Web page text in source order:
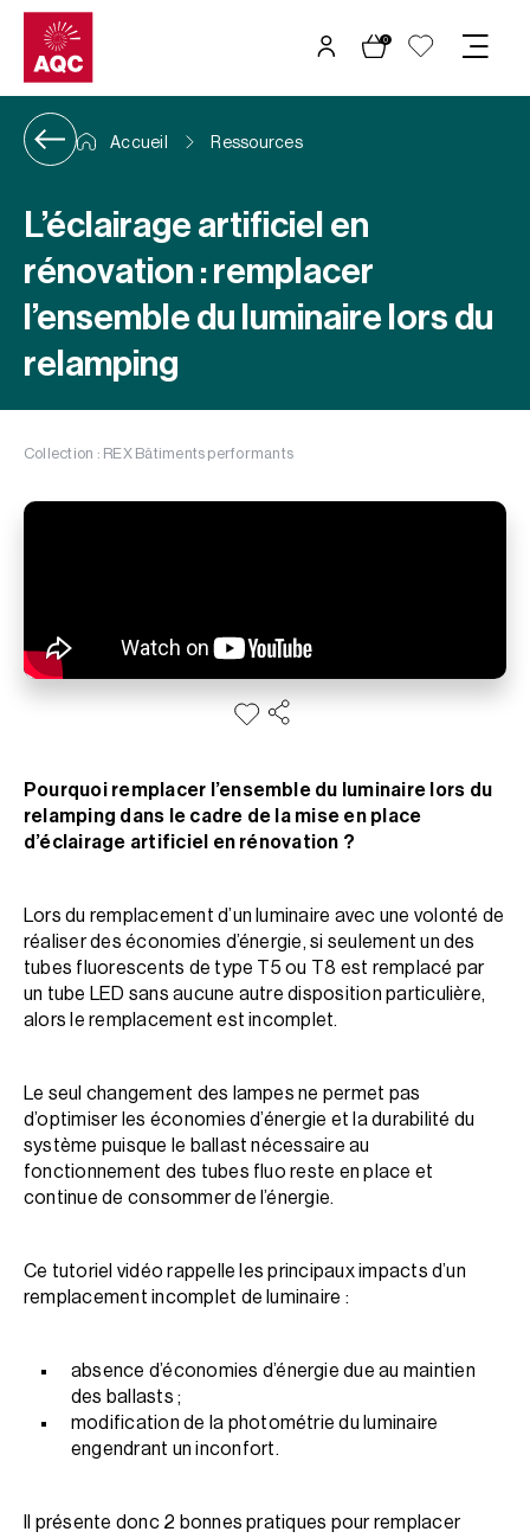
Panneau de gestion des cookies
0
Accueil Ressources
L’éclairage artificiel en
rénovation : remplacer
l’ensemble du luminaire lors du
relamping
Collection : REX Bâtiments performants
Pourquoi remplacer l’ensemble du luminaire lors du
relamping dans le cadre de la mise en place
d’éclairage artificiel en rénovation ?
Lors du remplacement d’un luminaire avec une volonté de
réaliser des économies d’énergie, si seulement un des
tubes fluorescents de type T5 ou T8 est remplacé par
un tube LED sans aucune autre disposition particulière,
alors le remplacement est incomplet.
Le seul changement des lampes ne permet pas
d’optimiser les économies d’énergie et la durabilité du
système puisque le ballast nécessaire au
fonctionnement des tubes fluo reste en place et
continue de consommer de l’énergie.
Ce tutoriel vidéo rappelle les principaux impacts d’un
remplacement incomplet de luminaire :
absence d’économies d’énergie due au maintien
des ballasts ;
modification de la photométrie du luminaire
engendrant un inconfort.
Il présente donc 2 bonnes pratiques pour remplacer